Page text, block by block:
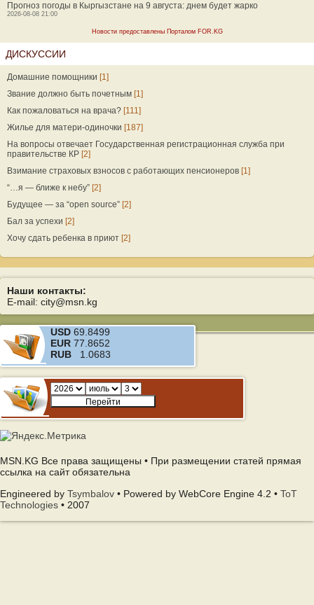
Прогноз погоды в Кыргызстане на 9 августа: днем будет жарко
2026-08-08 21:00
Новости предоставлены Порталом FOR.KG
ДИСКУССИИ
Домашние помощники [1]
Звание должно быть почетным [1]
Как пожаловаться на врача? [111]
Жилье для матери-одиночки [187]
На вопросы отвечает Государственная регистрационная служба при
правительстве КР [2]
Взимание страховых взносов с работающих пенсионеров [1]
“…я — ближе к небу” [2]
Будущее — за “open source” [2]
Бал за успехи [2]
Хочу сдать ребенка в приют [2]
Наши контакты:
E-mail: city@msn.kg
USD 69.8499
EUR 77.8652
RUB 1.0683
MSN.KG Все права защищены • При размещении статей прямая
ссылка на сайт обязательна
Engineered by Tsymbalov • Powered by WebCore Engine 4.2 • ToT
Technologies • 2007